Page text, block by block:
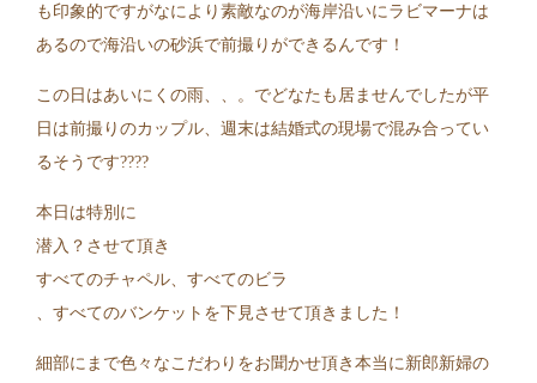
も印象的ですがなにより素敵なのが海岸沿いにラビマーナは
あるので海沿いの砂浜で前撮りができるんです！
この日はあいにくの雨、、。でどなたも居ませんでしたが平
日は前撮りのカップル、週末は結婚式の現場で混み合ってい
るそうです????
本日は特別に
潜入？させて頂き
すべてのチャペル、すべてのビラ
、すべてのバンケットを下見させて頂きました！
細部にまで色々なこだわりをお聞かせ頂き本当に新郎新婦の